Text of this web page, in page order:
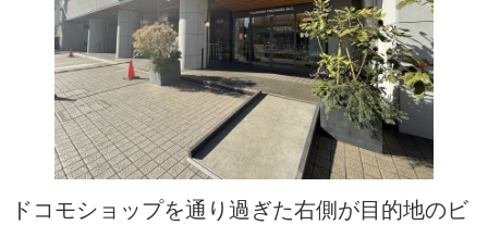
ドコモショップを通り過ぎた右側が目的地のビ